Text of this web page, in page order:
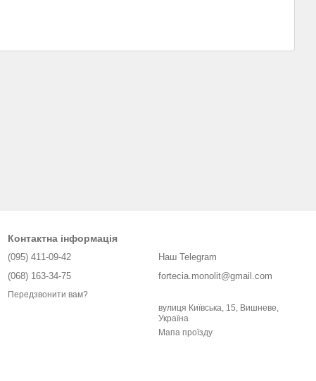
Контактна інформація
(095) 411-09-42
(068) 163-34-75
Передзвонити вам?
Наш Telegram
fortecia.monolit@gmail.com
вулиця Київська, 15, Вишневе,
Україна
Мапа проїзду